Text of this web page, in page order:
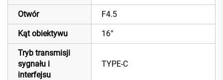
Otwór F4.5
Kąt obiektywu 16°
Tryb transmisji
sygnału i
interfejsu
TYPE-C